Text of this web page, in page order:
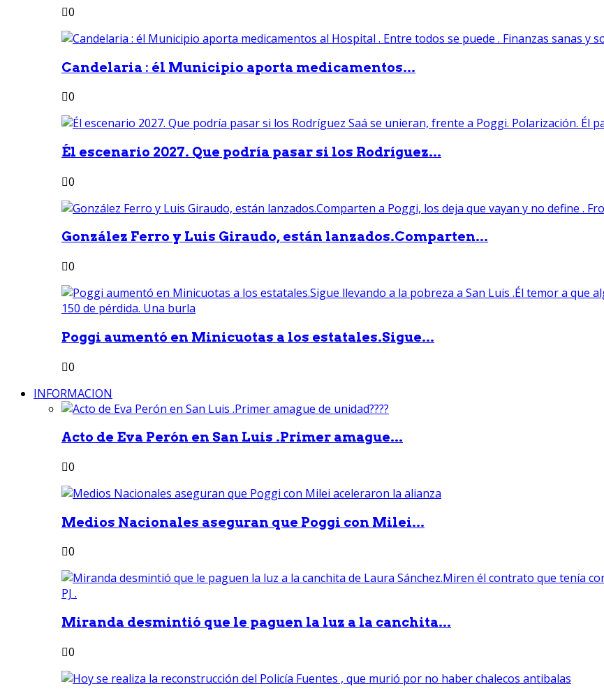
0
Candelaria : él Municipio aporta medicamentos...
0
Él escenario 2027. Que podría pasar si los Rodríguez...
0
González Ferro y Luis Giraudo, están lanzados.Comparten...
0
Poggi aumentó en Minicuotas a los estatales.Sigue...
0
INFORMACION
Acto de Eva Perón en San Luis .Primer amague...
0
Medios Nacionales aseguran que Poggi con Milei...
0
Miranda desmintió que le paguen la luz a la canchita...
0